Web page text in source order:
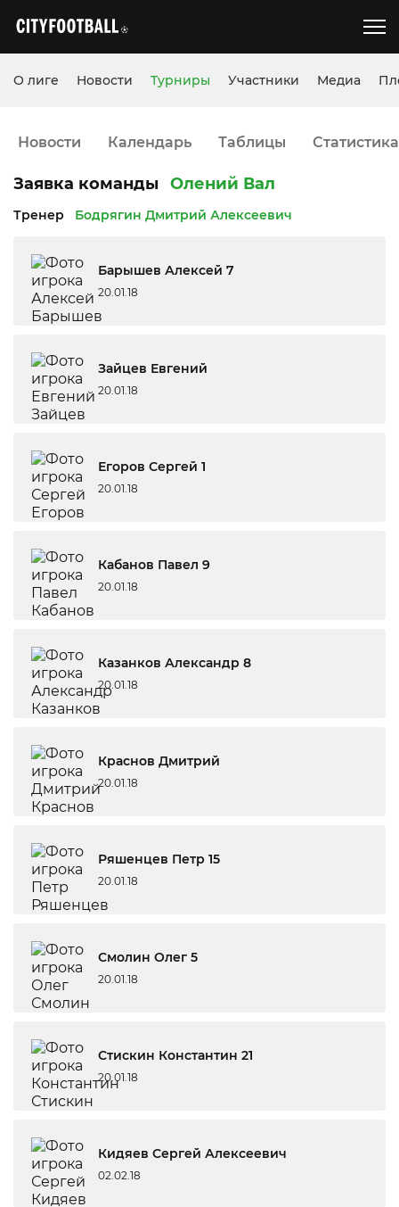
О лиге Новости Турниры Участники Медиа
Новости Календарь Таблицы Статистика
Заявка команды Олений Вал
Тренер Бодрягин Дмитрий Алексеевич
Барышев Алексей 7
20.01.18
Зайцев Евгений
20.01.18
Егоров Сергей 1
20.01.18
Кабанов Павел 9
20.01.18
Казанков Александр 8
20.01.18
Краснов Дмитрий
20.01.18
Ряшенцев Петр 15
20.01.18
Смолин Олег 5
20.01.18
Стискин Константин 21
20.01.18
Кидяев Сергей Алексеевич
02.02.18